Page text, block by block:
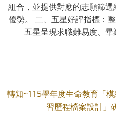
組合，並提供對應的志願篩
優勢。 二、五星好評指標：
五星呈現求職難易度、
轉知~115學年度生命教育「
習歷程檔案設計」